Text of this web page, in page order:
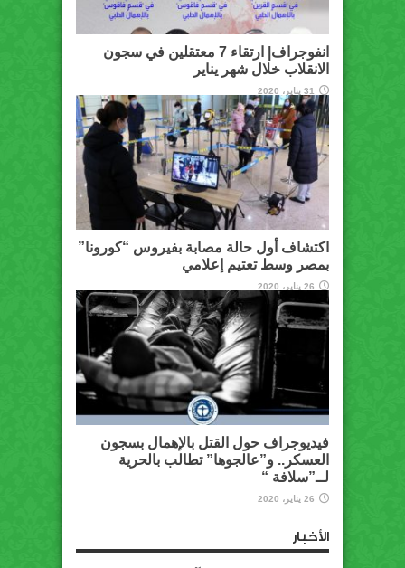
انفوجراف| ارتقاء 7 معتقلين في سجون
الانقلاب خلال شهر يناير
31 يناير، 2020
اكتشاف أول حالة مصابة بفيروس “كورونا”
بمصر وسط تعتيم إعلامي
26 يناير، 2020
فيديوجراف حول القتل بالإهمال بسجون
العسكر.. و”عالجوها” تطالب بالحرية
لــ”سلافة “
26 يناير، 2020
الأخبار